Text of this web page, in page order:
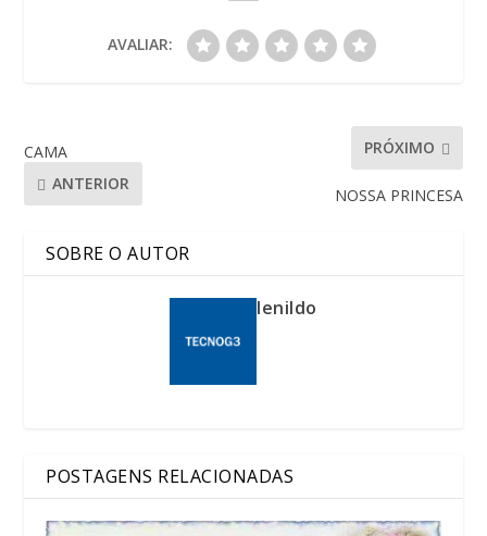
AVALIAR:
CAMA
ANTERIOR
PRÓXIMO
NOSSA PRINCESA
SOBRE O AUTOR
lenildo
POSTAGENS RELACIONADAS